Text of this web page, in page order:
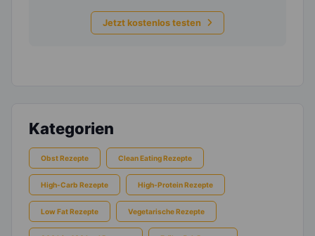
Jetzt kostenlos testen
Kategorien
Obst Rezepte Clean Eating Rezepte
High-Carb Rezepte High-Protein Rezepte
Low Fat Rezepte Vegetarische Rezepte